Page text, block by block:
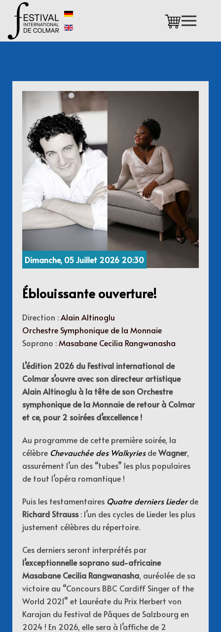
Accéder au contenu principal
Dimanche, 05 Juillet 2026 20:30
Éblouissante ouverture!
Direction :Alain Altinoglu
Orchestre Symphonique de la Monnaie
Soprano :Masabane Cecilia Rangwanasha
L’édition 2026 du Festival international de
Colmar s’ouvre avec son directeur artistique
Alain Altinoglu à la tête de son Orchestre
symphonique de la Monnaie de retour à Colmar
et ce, pour 2 soirées d’excellence !
Au programme de cette première soirée, la
célèbre Chevauchée des Walkyries deWagner,
assurément l’un des “tubes” les plus populaires
de tout l’opéra romantique !
Puis les testamentaires Quatre derniers Liederde
Richard Strauss: l’un des cycles de Lieder les plus
justement célèbres du répertoire.
Ces derniers seront interprétés par
l’exceptionnelle soprano sud-africaine
Masabane Cecilia Rangwanasha, auréolée de sa
victoire au “Concours BBC Cardiff Singer of the
World 2021” et Lauréate du Prix Herbert von
Karajan du Festival de Pâques de Salzbourg en
2024 ! En 2026, elle sera à l’affiche de 2